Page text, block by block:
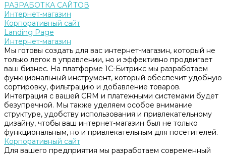
РАЗРАБОТКА САЙТОВ
Интернет-магазин
Корпоративный сайт
Landing Page
Интернет-магазин
Мы готовы создать для вас интернет-магазин, который не
только легок в управлении, но и эффективно продвигает
ваш бизнес. На платформе 1С-Битрикс мы разработаем
функциональный инструмент, который обеспечит удобную
сортировку, фильтрацию и добавление товаров.
Интеграция с вашей CRM и платежными системами будет
безупречной. Мы также уделяем особое внимание
структуре, удобству использования и привлекательному
дизайну, чтобы ваш интернет-магазин был не только
функциональным, но и привлекательным для посетителей.
Корпоративный сайт
Для вашего предприятия мы разработаем современный